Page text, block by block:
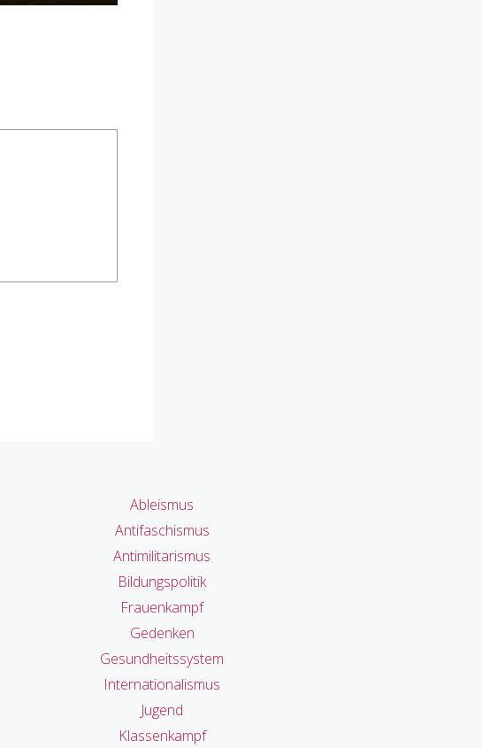
Ableismus
Antifaschismus
Antimilitarismus
Bildungspolitik
Frauenkampf
Gedenken
Gesundheitssystem
Internationalismus
Jugend
Klassenkampf